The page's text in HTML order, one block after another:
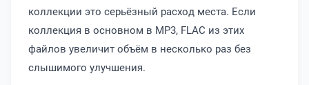
коллекции это серьёзный расход места. Если
коллекция в основном в MP3, FLAC из этих
файлов увеличит объём в несколько раз без
слышимого улучшения.